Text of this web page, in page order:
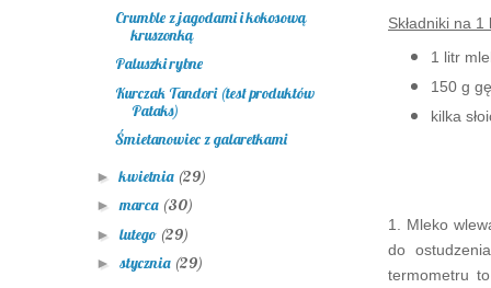
Składniki na
1 litr
150 g
kilka
1. Mleko
do
termometru
Crumble z jagodami i kokosową
kruszonką
Paluszki rybne
Kurczak Tandori (test produktów
Pataks)
Śmietanowiec z galaretkami
►kwietnia (29)
►marca (30)
► lutego (29)
► stycznia (29)